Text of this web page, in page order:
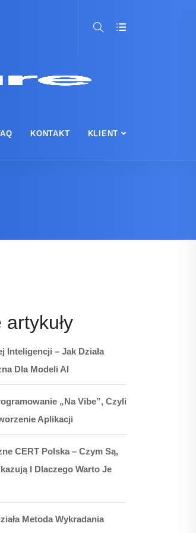
KONTAKT KLIENT
Inteligencji – Jak Działa
Dla Modeli AI
„na Vibe”, Czyli
Aplikacji
CERT Polska – Czym Są,
I Dlaczego Warto Je
Metoda Wykradania